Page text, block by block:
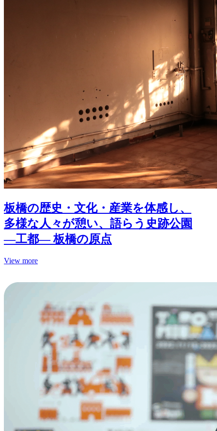
板橋の歴史・文化・産業を体感し、
多様な人々が憩い、語らう史跡公園
—工都— 板橋の原点
View more